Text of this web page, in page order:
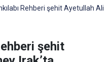
Rehberi şehit Ayetullah Ali
şehit